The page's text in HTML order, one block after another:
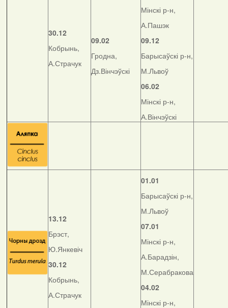
30.12
Кобрынь,
А.Страчук
09.02
Гродна,
Дз.Вінчэўскі
Мінскі р-н,
А.Пашэк
09.12
Барысаўскі р-н,
М.Львоў
06.02
Мінскі р-н,
А.Вінчэўскі
13.12
Брэст,
Ю.Янкевіч
30.12
Кобрынь,
А.Страчук
01.01
Барысаўскі р-н,
М.Львоў
07.01
Мінскі р-н,
А.Барадзін,
М.Серабракова
04.02
Мінскі р-н,